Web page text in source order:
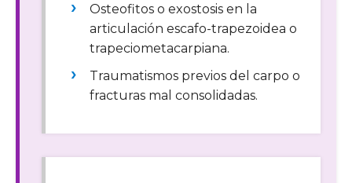
Osteofitos o exostosis en la
articulación escafo-trapezoidea o
trapeciometacarpiana.
Traumatismos previos del carpo o
fracturas mal consolidadas.